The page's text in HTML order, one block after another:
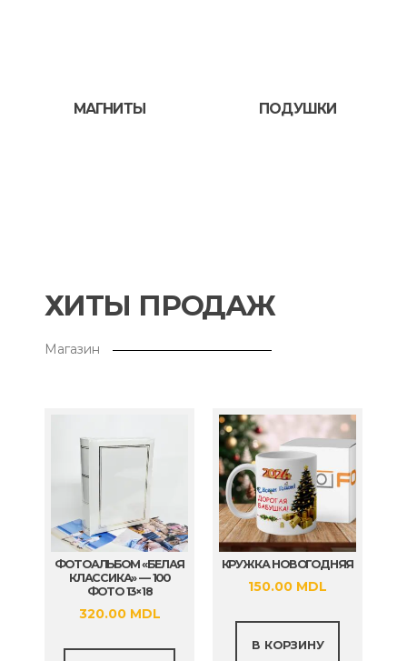
МАГНИТЫ ПОДУШКИ
ХИТЫ ПРОДАЖ
Магазин
ФОТОАЛЬБОМ «БЕЛАЯ
КЛАССИКА» — 100
ФОТО 13×18
320.00 MDL
КРУЖКА НОВОГОДНЯЯ
150.00 MDL
В КОРЗИНУ